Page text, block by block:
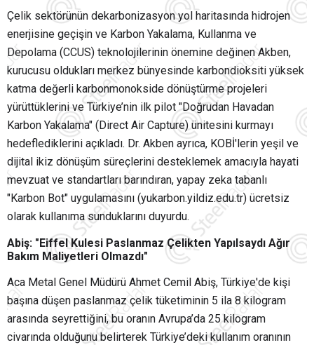
Çelik sektörünün dekarbonizasyon yol haritasında hidrojen
enerjisine geçişin ve Karbon Yakalama, Kullanma ve
Depolama (CCUS) teknolojilerinin önemine değinen Akben,
kurucusu oldukları merkez bünyesinde karbondioksiti yüksek
katma değerli karbonmonokside dönüştürme projeleri
yürüttüklerini ve Türkiye’nin ilk pilot "Doğrudan Havadan
Karbon Yakalama" (Direct Air Capture) ünitesini kurmayı
hedeflediklerini açıkladı. Dr. Akben ayrıca, KOBİ'lerin yeşil ve
dijital ikiz dönüşüm süreçlerini desteklemek amacıyla hayati
mevzuat ve standartları barındıran, yapay zeka tabanlı
"Karbon Bot" uygulamasını (yukarbon.yildiz.edu.tr) ücretsiz
olarak kullanıma sunduklarını duyurdu.
Abiş: "Eiffel Kulesi Paslanmaz Çelikten Yapılsaydı Ağır
Bakım Maliyetleri Olmazdı"
Aca Metal Genel Müdürü Ahmet Cemil Abiş, Türkiye'de kişi
başına düşen paslanmaz çelik tüketiminin 5 ila 8 kilogram
arasında seyrettiğini, bu oranın Avrupa’da 25 kilogram
civarında olduğunu belirterek Türkiye’deki kullanım oranının